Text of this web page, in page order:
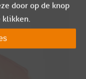
door op de knop
klikken.